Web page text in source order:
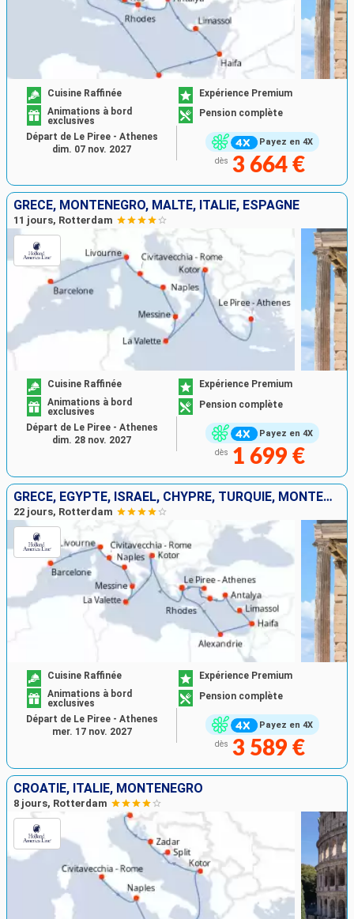
Payez en 4X
Cuisine Raffinée
Expérience Premium
Animations à bord
exclusives
Pension complète
dès 3 664 €
Départ de Le Piree - Athenes
dim. 07 nov. 2027
GRÈCE, MONTÉNÉGRO, MALTE, ITALIE, ESPAGNE
11 jours, Rotterdam
Payez en 4X
Cuisine Raffinée
Expérience Premium
Animations à bord
exclusives
Pension complète
dès 1 699 €
Départ de Le Piree - Athenes
dim. 28 nov. 2027
GRÈCE, EGYPTE, ISRAËL, CHYPRE, TURQUIE, MONTÉNÉGRO, MALTE, ITALIE, ESPAGNE
22 jours, Rotterdam
Payez en 4X
Cuisine Raffinée
Expérience Premium
Animations à bord
exclusives
Pension complète
dès 3 589 €
Départ de Le Piree - Athenes
mer. 17 nov. 2027
CROATIE, ITALIE, MONTÉNÉGRO
8 jours, Rotterdam